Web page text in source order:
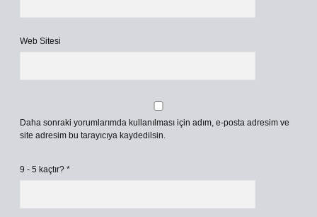
Web Sitesi
Daha sonraki yorumlarımda kullanılması için adım, e-posta adresim ve
site adresim bu tarayıcıya kaydedilsin.
9 - 5 kaçtır? *